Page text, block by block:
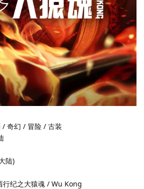
奇幻 / 冒险 / 古装
陆)
行纪之大猿魂 / Wu Kong